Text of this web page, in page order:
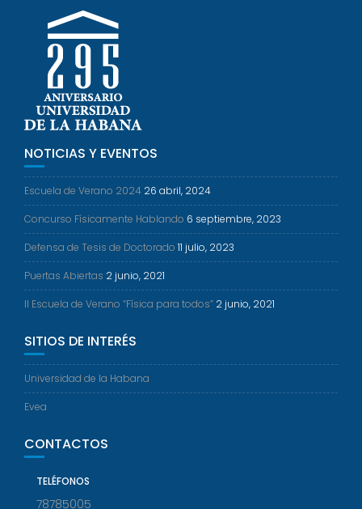
NOTICIAS Y EVENTOS
Escuela de Verano 2024 26 abril, 2024
Concurso Físicamente Hablando 6 septiembre, 2023
Defensa de Tesis de Doctorado 11 julio, 2023
Puertas Abiertas 2 junio, 2021
II Escuela de Verano “Física para todos” 2 junio, 2021
SITIOS DE INTERÉS
Universidad de la Habana
Evea
CONTACTOS
TELÉFONOS
78785005